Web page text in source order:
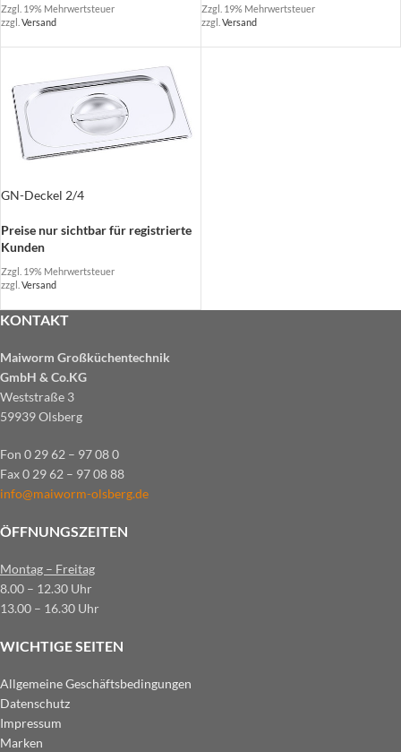
Zzgl. 19% Mehrwertsteuer
zzgl. Versand
Zzgl. 19% Mehrwertsteuer
zzgl. Versand
GN-Deckel 2/4
Preise nur sichtbar für registrierte
Kunden
Zzgl. 19% Mehrwertsteuer
zzgl. Versand
KONTAKT
Maiworm Großküchentechnik
GmbH & Co.KG
Weststraße 3
59939 Olsberg
Fon 0 29 62 – 97 08 0
Fax 0 29 62 – 97 08 88
info@maiworm-olsberg.de
ÖFFNUNGSZEITEN
Montag – Freitag
8.00 – 12.30 Uhr
13.00 – 16.30 Uhr
WICHTIGE SEITEN
Allgemeine Geschäftsbedingungen
Datenschutz
Impressum
Marken